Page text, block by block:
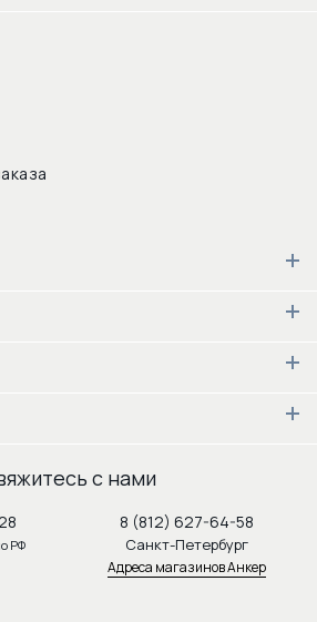
с нами
РФ
8 (812) 627-64-58
Санкт-Петербург
Адреса магазинов Анкер